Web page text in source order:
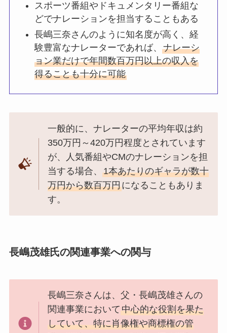
スポーツ番組やドキュメンタリー番組な
どでナレーションを担当することもある
長嶋三奈さんのように知名度が高く、経
験豊富なナレーターであれば、ナレーシ
ョン業だけで年間数百万円以上の収入を
得ることも十分に可能
一般的に、ナレーターの平均年収は約
350万円～420万円程度とされています
が、人気番組やCMのナレーションを担
当する場合、1本あたりのギャラが数十
万円から数百万円になることもありま
す。
長嶋茂雄氏の関連事業への関与
長嶋三奈さんは、父・長嶋茂雄さんの
関連事業において 中心的な役割を果た
していて、特に肖像権や商標権の管